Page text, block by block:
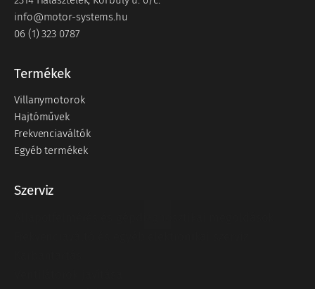
info@motor-systems.hu
06 (1) 323 0787
Termékek
Villanymotorok
Hajtóművek
Frekvenciaváltók
Egyéb termékek
Szerviz